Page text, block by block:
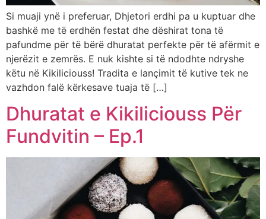
Si muaji ynë i preferuar, Dhjetori erdhi pa u kuptuar dhe
bashkë me të erdhën festat dhe dëshirat tona të
pafundme për të bërë dhuratat perfekte për të afërmit e
njerëzit e zemrës. E nuk kishte si të ndodhte ndryshe
këtu në Kikiliciouss! Tradita e lançimit të kutive tek ne
vazhdon falë kërkesave tuaja të […]
Dhuratat e Kikiliciouss Për
Fundvitin – Ep.1